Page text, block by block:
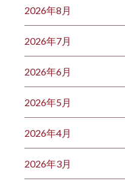
2026年8月
2026年7月
2026年6月
2026年5月
2026年4月
2026年3月